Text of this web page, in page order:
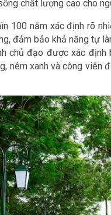
chất lượng cao cho
100 năm xác định rõ
đảm bảo khả năng tự
chủ đạo được xác
nêm xanh và công